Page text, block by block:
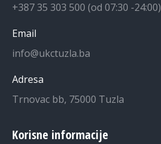
+387 35 303 500 (od 07:30 -24:00)
Email
info@ukctuzla.ba
Adresa
Trnovac bb, 75000 Tuzla
Korisne informacije